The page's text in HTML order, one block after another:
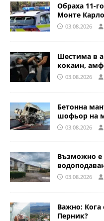
Обраха 11-
Монте Карло
03.08.2026
Шестима в
кокаин,
03.08.2026
Бетонна
шофьор на
03.08.2026
Възможно е
03.08.2026
Важно: Кога
Перник?